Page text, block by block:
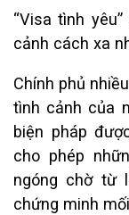
“Visa tình
cảnh cách xa
Chính phủ
tình cảnh của
biện pháp
cho phép
ngóng chờ từ
chứng minh